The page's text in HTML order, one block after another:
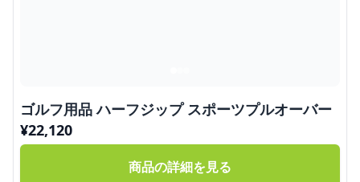
ゴルフ用品 ハーフジップ スポーツプルオーバー
¥22,120
商品の詳細を見る